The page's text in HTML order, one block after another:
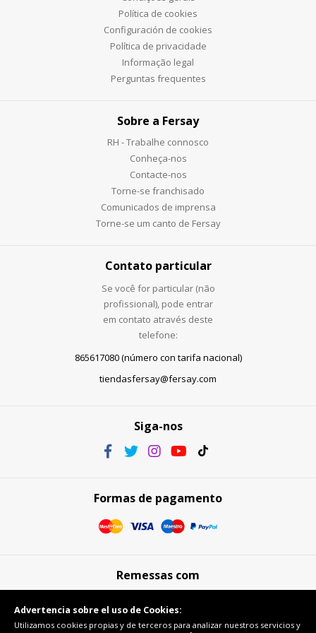
Política de cookies
Configuración de cookies
Política de privacidade
Informação legal
Perguntas frequentes
Sobre a Fersay
RH - Trabalhe connosco
Conheça-nos
Contacte-nos
Torne-se franchisado
Comunicados de imprensa
Torne-se um canto de Fersay
Contato particular
Se você for particular (não
profissional), pode entrar
em contato através deste
telefone:
865617080 (número con tarifa nacional)
tiendasfersay@fersay.com
Siga-nos
Formas de pagamento
Remessas com
Advertencia sobre el uso de Cookies:
Utilizamos cookies propias y de terceros para analizar nuestros servicios y